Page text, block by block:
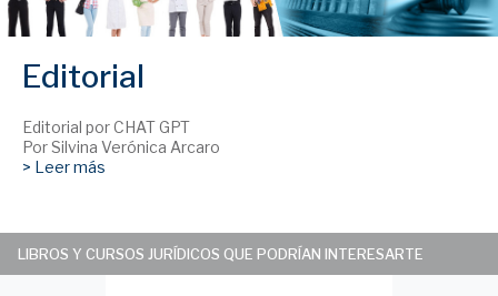
Editorial
Editorial por CHAT GPT
Por Silvina Verónica Arcaro
> Leer más
LIBROS Y CURSOS JURÍDICOS QUE PODRÍAN INTERESARTE